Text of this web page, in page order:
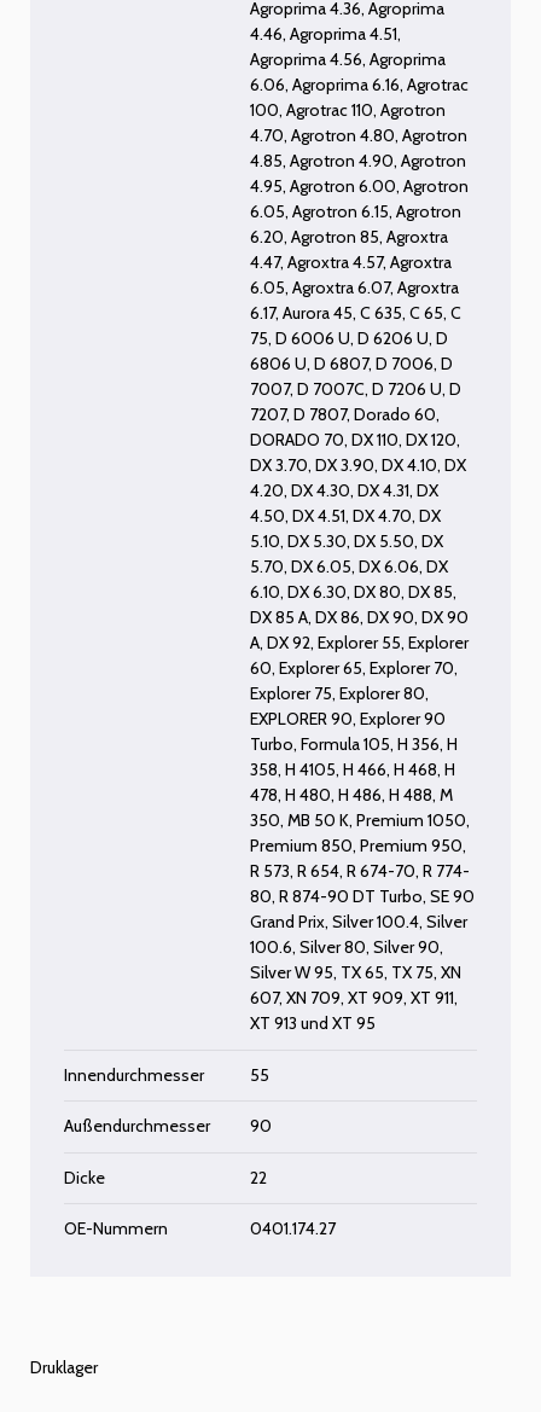
Agroprima 4.36,Agroprima
4.46,Agroprima 4.51,
Agroprima 4.56,Agroprima
6.06,Agroprima 6.16,Agrotrac
100,Agrotrac 110,Agrotron
4.70,Agrotron 4.80,Agrotron
4.85,Agrotron 4.90,Agrotron
4.95,Agrotron 6.00,Agrotron
6.05,Agrotron 6.15,Agrotron
6.20,Agrotron 85,Agroxtra
4.47,Agroxtra 4.57,Agroxtra
6.05,Agroxtra 6.07,Agroxtra
6.17,Aurora 45,C 635,C 65,C
75,D 6006 U,D 6206 U,D
6806 U,D 6807,D 7006,D
7007,D 7007C,D 7206 U,D
7207,D 7807,Dorado 60,
DORADO 70,DX 110,DX 120,
DX 3.70,DX 3.90,DX 4.10,DX
4.20,DX 4.30,DX 4.31,DX
4.50,DX 4.51,DX 4.70,DX
5.10,DX 5.30,DX 5.50,DX
5.70,DX 6.05,DX 6.06,DX
6.10,DX 6.30,DX 80,DX 85,
DX 85 A,DX 86,DX 90,DX 90
A,DX 92,Explorer 55,Explorer
60,Explorer 65,Explorer 70,
Explorer 75,Explorer 80,
EXPLORER 90,Explorer 90
Turbo,Formula 105,H 356,H
358,H 4105,H 466,H 468,H
478,H 480,H 486,H 488,M
350,MB 50 K,Premium 1050,
Premium 850,Premium 950,
R 573,R 654,R 674-70,R 774-
80,R 874-90 DT Turbo,SE 90
Grand Prix,Silver 100.4,Silver
100.6,Silver 80,Silver 90,
Silver W 95, TX 65, TX 75,XN
607,XN 709,XT 909,XT 911,
XT 913 undXT 95
Innendurchmesser 55
Außendurchmesser 90
Dicke 22
OE-Nummern 0401.174.27
Druklager